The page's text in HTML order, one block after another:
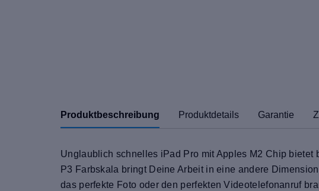
Produktbeschreibung Produktdetails Garantie
Unglaublich schnelles iPad Pro mit Apples M2 Chip bietet
P3 Farbskala bringt Deine Arbeit in eine andere
das perfekte Foto oder den perfekten Videotelefonanruf